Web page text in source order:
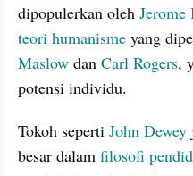
dipopulerkan oleh Jerome
teori humanisme yang
Maslow dan Carl Rogers,
potensi individu.
Tokoh seperti John Dewey
besar dalam filosofi